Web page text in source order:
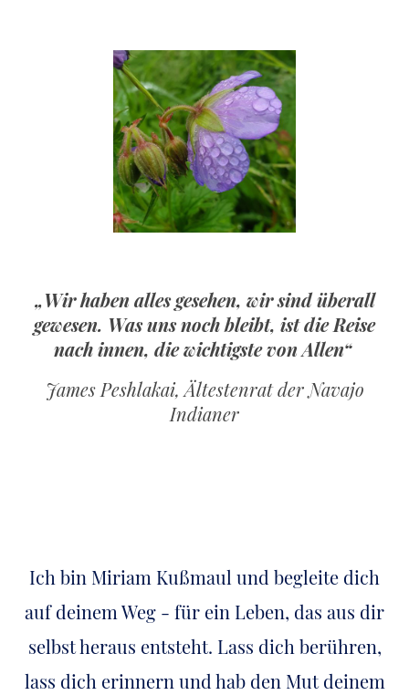
„Wir haben alles gesehen, wir sind überall
gewesen. Was uns noch bleibt, ist die Reise
nach innen, die wichtigste von Allen“
James Peshlakai, Ältestenrat der Navajo
Indianer
Ich bin Miriam Kußmaul und begleite dich
auf deinem Weg - für ein Leben, das aus dir
selbst heraus entsteht. Lass dich berühren,
lass dich erinnern und hab den Mut deinem